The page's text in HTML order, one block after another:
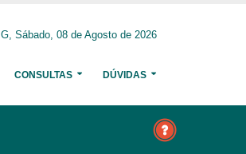
Sábado, 08 de Agosto de 2026
CONSULTAS DÚVIDAS